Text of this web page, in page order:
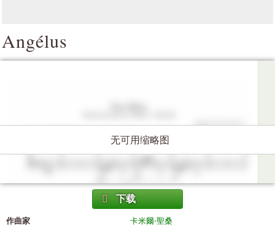
Angélus
无可用缩略图
下载
作曲家
卡米爾·聖桑